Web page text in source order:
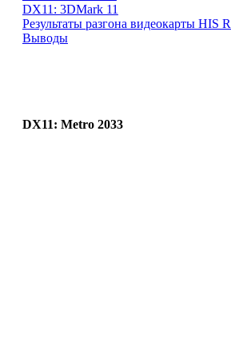
DX11: 3DMark 11
Результаты разгона видеокарты HIS
Выводы
DX11: Metro 2033